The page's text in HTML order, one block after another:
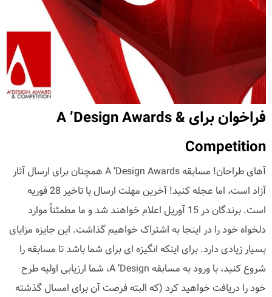
فراخوان برای A ’Design Awards &
Competition
آهای طراحان! مسابقه A ’Design Awards همچنان برای ارسال آثار
آزاد است، اما عجله کنید! آخرین مهلت ارسال با تاخیر 28 فوریه
است. برندگان در 15 آوریل اعلام خواهند شد و ما مطمئناً موارد
دلخواه خود را در اینجا به اشتراک خواهیم گذاشت. این جایزه مزایای
بسیار زیادی دارد. برای اینکه انگیزه ای برای شما باشد تا مسابقه را
شروع کنید، با ورود به مسابقه A ’Design، شما ارزیابی اولیه طرح
خود را دریافت خواهید کرد (که البته فرصت آن برای امسال گذشته